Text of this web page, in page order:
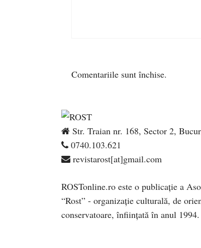
Comentariile sunt închise.
Str. Traian nr. 168, Sector 2,
0740.103.621
revistarost[at]gmail.com
ROSTonline.ro este o publicaţie a
“Rost” - organizaţie culturală, de
conservatoare, înfiinţată în anul 1994.